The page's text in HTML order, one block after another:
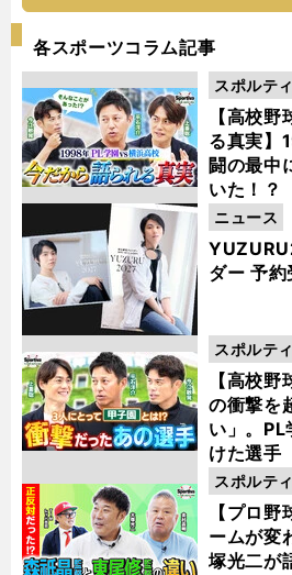
各スポーツコラム記事
【高校
る真実】
闘の最中
いた！？
スポルテ
動画
ダー 予約
ニュース
【高校
の衝撃を
い」。PL
けた選手
スポルテ
動画
【プロ
ームが変
塚光二が
スポルテ
動画